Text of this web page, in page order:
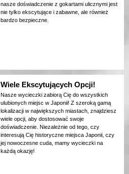
nasze doświadczenie z gokartami ulicznymi jest
nie tylko ekscytujące i zabawne, ale również
bardzo bezpieczne.
Wiele Ekscytujących Opcji!
Nasze wycieczki zabiorą Cię do wszystkich
ulubionych miejsc w Japonii! Z szeroką gamą
lokalizacji w największych miastach, znajdziesz
wiele opcji, aby dostosować swoje
doświadczenie. Niezależnie od tego, czy
interesują Cię historyczne miejsca Japonii, czy
jej nowoczesne cuda, mamy wycieczki na
każdą okazję!